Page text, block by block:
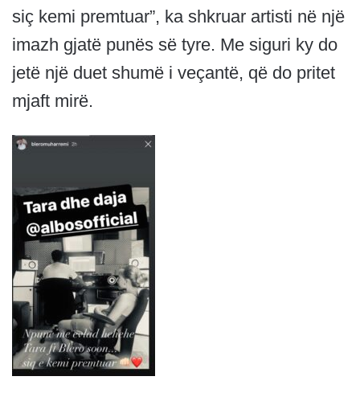
siç kemi premtuar”, ka shkruar artisti në një
imazh gjatë punës së tyre. Me siguri ky do
jetë një duet shumë i veçantë, që do pritet
mjaft mirë.